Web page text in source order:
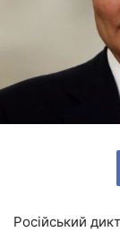
Російський